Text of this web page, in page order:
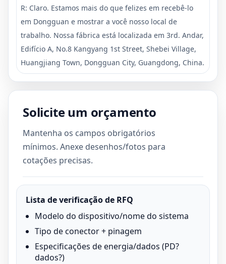
R: Claro. Estamos mais do que felizes em recebê-lo
em Dongguan e mostrar a você nosso local de
trabalho. Nossa fábrica está localizada em 3rd. Andar,
Edifício A, No.8 Kangyang 1st Street, Shebei Village,
Huangjiang Town, Dongguan City, Guangdong, China.
Solicite um orçamento
Mantenha os campos obrigatórios
mínimos. Anexe desenhos/fotos para
cotações precisas.
Lista de verificação de RFQ
Modelo do dispositivo/nome do sistema
Tipo de conector + pinagem
Especificações de energia/dados (PD?
dados?)